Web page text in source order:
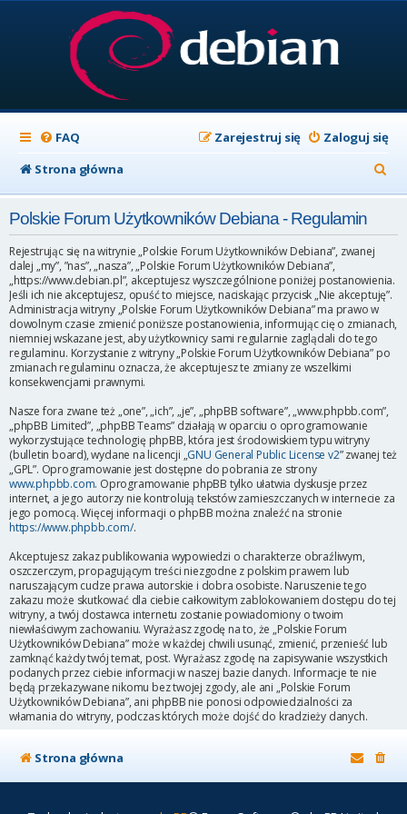
FAQ Zaloguj się
Zarejestruj się
Strona główna
z
j
Polskie Forum Użytkowników Debiana - Regulamin
Rejestrując się na witrynie „Polskie Forum Użytkowników Debiana”, zwanej
dalej „my”, ”nas”, „nasza”, „Polskie Forum Użytkowników Debiana”,
„https://www.debian.pl”, akceptujesz wyszczególnione poniżej postanowienia.
Jeśli ich nie akceptujesz, opuść to miejsce, naciskając przycisk „Nie akceptuję”.
Administracja witryny „Polskie Forum Użytkowników Debiana” ma prawo w
dowolnym czasie zmienić poniższe postanowienia, informując cię o zmianach,
niemniej wskazane jest, aby użytkownicy sami regularnie zaglądali do tego
regulaminu. Korzystanie z witryny „Polskie Forum Użytkowników Debiana” po
zmianach regulaminu oznacza, że akceptujesz te zmiany ze wszelkimi
konsekwencjami prawnymi.
Nasze fora zwane też „one”, „ich”, „je”, „phpBB software”, „www.phpbb.com”,
„phpBB Limited”, „phpBB Teams” działają w oparciu o oprogramowanie
wykorzystujące technologię phpBB, która jest środowiskiem typu witryny
(bulletin board), wydane na licencji „GNU General Public License v2” zwanej też
„GPL”. Oprogramowanie jest dostępne do pobrania ze strony
www.phpbb.com. Oprogramowanie phpBB tylko ułatwia dyskusje przez
internet, a jego autorzy nie kontrolują tekstów zamieszczanych w internecie za
jego pomocą. Więcej informacji o phpBB można znaleźć na stronie
https://www.phpbb.com/.
Akceptujesz zakaz publikowania wypowiedzi o charakterze obraźliwym,
oszczerczym, propagującym treści niezgodne z polskim prawem lub
naruszającym cudze prawa autorskie i dobra osobiste. Naruszenie tego
zakazu może skutkować dla ciebie całkowitym zablokowaniem dostępu do tej
witryny, a twój dostawca internetu zostanie powiadomiony o twoim
niewłaściwym zachowaniu. Wyrażasz zgodę na to, że „Polskie Forum
Użytkowników Debiana” może w każdej chwili usunąć, zmienić, przenieść lub
zamknąć każdy twój temat, post. Wyrażasz zgodę na zapisywanie wszystkich
podanych przez ciebie informacji w naszej bazie danych. Informacje te nie
będą przekazywane nikomu bez twojej zgody, ale ani „Polskie Forum
Użytkowników Debiana”, ani phpBB nie ponosi odpowiedzialności za
włamania do witryny, podczas których może dojść do kradzieży danych.
Strona główna